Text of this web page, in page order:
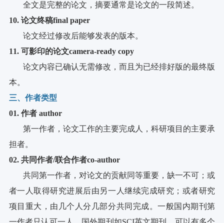
全文是完整的论文，摘要通常是论文的一段简述。
10. 论文终稿final paper
论文经过修改后能够发表的版本。
11. 可影印的论文camera-ready copy
论文内容已确认无需修改，而且为已经排好版的最终版
本。
三、作者类型
01. 作者 author
第一作者，论文工作的主要完成人，科研项目的主要承
担者。
02. 共同作者/联合作者co-author
共同第一作者，对论文的贡献同等重要，缺一不可；或
者一人取得研究进展后由另一人继续完成研究；或者研究
项目重大，由几个人分几部分共同完成。一般国内期刊第